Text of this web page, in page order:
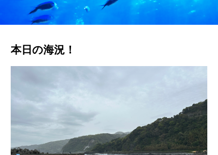
o
本日の海況！